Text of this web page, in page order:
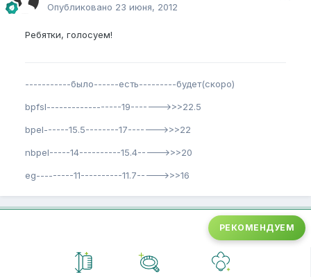
Опубликовано 23 июня, 2012
Ребятки, голосуем!
-----------было------есть---------будет(скоро)
bpfsl------------------19------->>>22.5
bpel------15.5--------17------->>>22
nbpel-----14----------15.4----->>>20
eg---------11----------11.7----->>>16
РЕКОМЕНДУЕМ